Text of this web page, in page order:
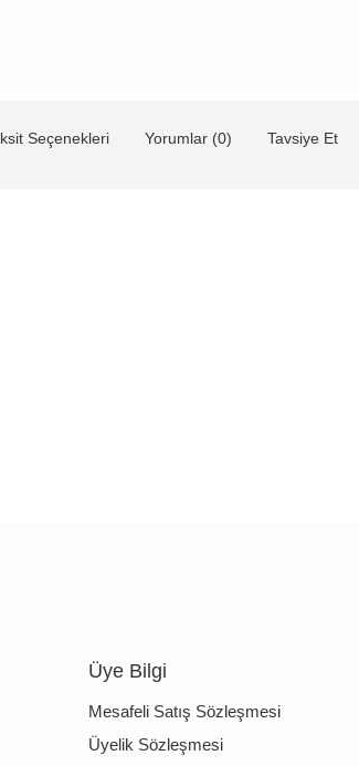
Seçenekleri Yorumlar (0) Tavsiye Et
Üye Bilgi
Mesafeli Satış Sözleşmesi
Üyelik Sözleşmesi